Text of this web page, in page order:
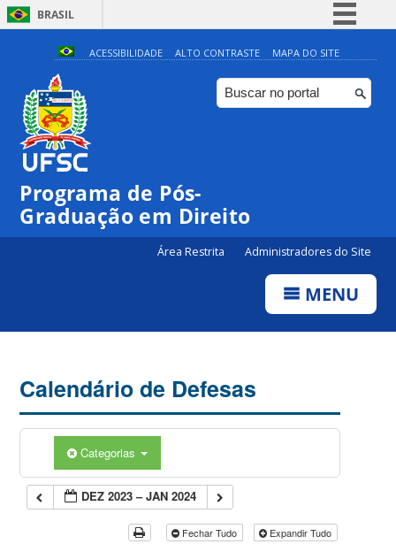
BRASIL
Simplifique!
Comunica BR
Participe
ACESSIBILIDADE ALTO CONTRASTE MAPA DO SITE
Programa de Pós-
Graduação em Direito
Área Restrita Administradores do Site
MENU
Calendário de Defesas
Categorias
DEZ 2023 – JAN 2024
Fechar Tudo Expandir Tudo